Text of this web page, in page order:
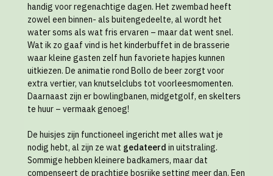
handig voor regenachtige dagen. Het zwembad heeft
zowel een binnen- als buitengedeelte, al wordt het
water soms als wat fris ervaren – maar dat went snel.
Wat ik zo gaaf vind is het kinderbuffet in de brasserie
waar kleine gasten zelf hun favoriete hapjes kunnen
uitkiezen. De animatie rond Bollo de beer zorgt voor
extra vertier, van knutselclubs tot voorleesmomenten.
Daarnaast zijn er bowlingbanen, midgetgolf, en skelters
te huur – vermaak genoeg!
De huisjes zijn functioneel ingericht met alles wat je
nodig hebt, al zijn ze wat gedateerd in uitstraling.
Sommige hebben kleinere badkamers, maar dat
compenseert de prachtige bosrijke setting meer dan. Een